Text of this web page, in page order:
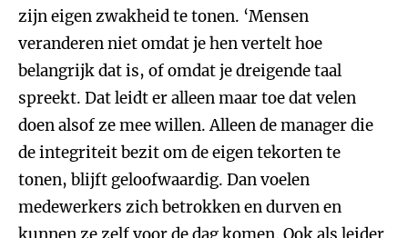
zijn eigen zwakheid te tonen. ‘Mensen
veranderen niet omdat je hen vertelt hoe
belangrijk dat is, of omdat je dreigende taal
spreekt. Dat leidt er alleen maar toe dat velen
doen alsof ze mee willen. Alleen de manager die
de integriteit bezit om de eigen tekorten te
tonen, blijft geloofwaardig. Dan voelen
medewerkers zich betrokken en durven en